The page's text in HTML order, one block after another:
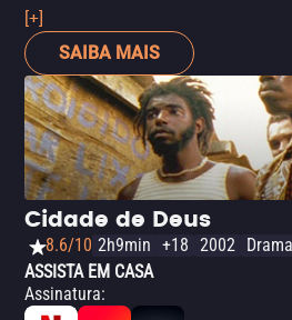
pela crítica e ainda ficou com uma
de Melhor Animação. São poucas
nacionais que conseguem tal
e o Mundo’ foi criado com lápis de
colagens, e foi longe! Vale a
[+]
SAIBA MAIS
Cidade de Deus
8.6/10 2h9min +18 2002 Drama
ASSISTA EM CASA
Assinatura: